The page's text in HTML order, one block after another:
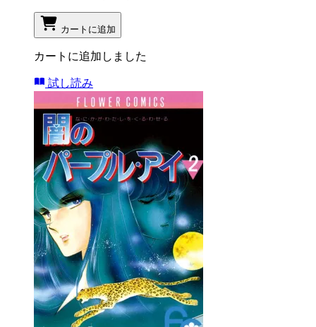
カートに追加
カートに追加しました
試し読み